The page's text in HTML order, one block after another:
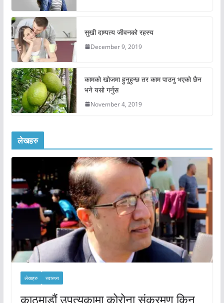
सुखी दाम्पत्य जीवनको रहस्य
December 9, 2019
कामको खोजमा हुनुहुन्छ तर काम पाउनु भएको छैन
भने यसो गर्नुस
November 4, 2019
लेखहरु
लेखहरु स्वास्थ्य
काठमाडौं उपत्यकामा कोरोना संक्रमण किन